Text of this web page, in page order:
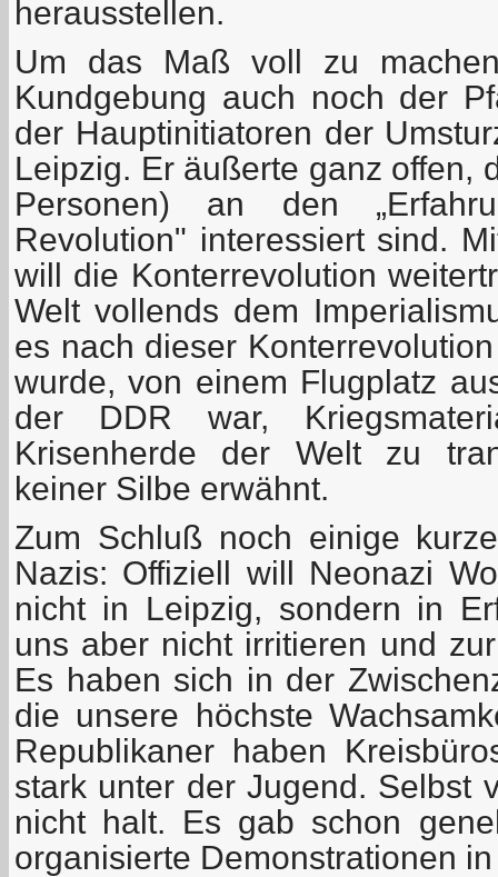
herausstellen.
Um das Maß voll zu
Kundgebung auch noch der
der Hauptinitiatoren der
Leipzig. Er äußerte ganz offen,
Personen) an den
Revolution" interessiert sind.
will die Konterrevolution
Welt vollends dem
es nach dieser
wurde, von einem Flugplatz
der DDR war,
Krisenherde der Welt zu
keiner Silbe erwähnt.
Zum Schluß noch einige
Nazis: Offiziell will Neonazi
nicht in Leipzig, sondern in
uns aber nicht irritieren und
Es haben sich in der
die unsere höchste
Republikaner haben
stark unter der Jugend. Selbst
nicht halt. Es gab schon
organisierte Demonstrationen